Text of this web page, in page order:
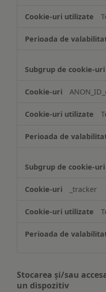
_tracker
Stocarea și/sau
un dispozitiv